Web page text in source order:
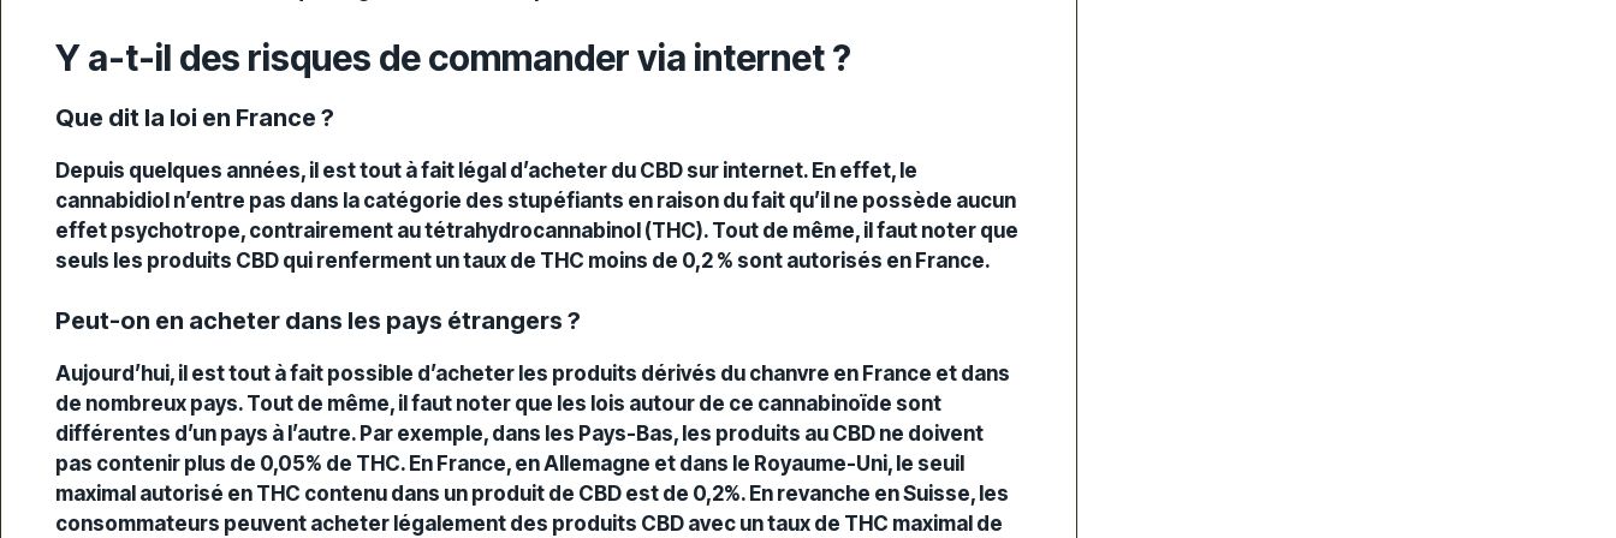
Y a-t-il des risques de commander via internet ?
Que dit la loi en France ?
Depuis quelques années, il est tout à fait légal d’acheter du CBD sur internet. En effet, le
cannabidiol n’entre pas dans la catégorie des stupéfiants en raison du fait qu’il ne possède aucun
effet psychotrope, contrairement au tétrahydrocannabinol (THC). Tout de même, il faut noter que
seuls les produits CBD qui renferment un taux de THC moins de 0,2 % sont autorisés en France.
Peut-on en acheter dans les pays étrangers ?
Aujourd’hui, il est tout à fait possible d’acheter les produits dérivés du chanvre en France et dans
de nombreux pays. Tout de même, il faut noter que les lois autour de ce cannabinoïde sont
différentes d’un pays à l’autre. Par exemple, dans les Pays-Bas, les produits au CBDne doivent
pas contenir plus de 0,05% de THC. En France, en Allemagne et dans le Royaume-Uni, le seuil
maximal autorisé en THC contenu dans un produit de CBD est de 0,2%. En revanche en Suisse, les
consommateurs peuvent acheter légalement des produits CBD avec un taux de THC maximal de